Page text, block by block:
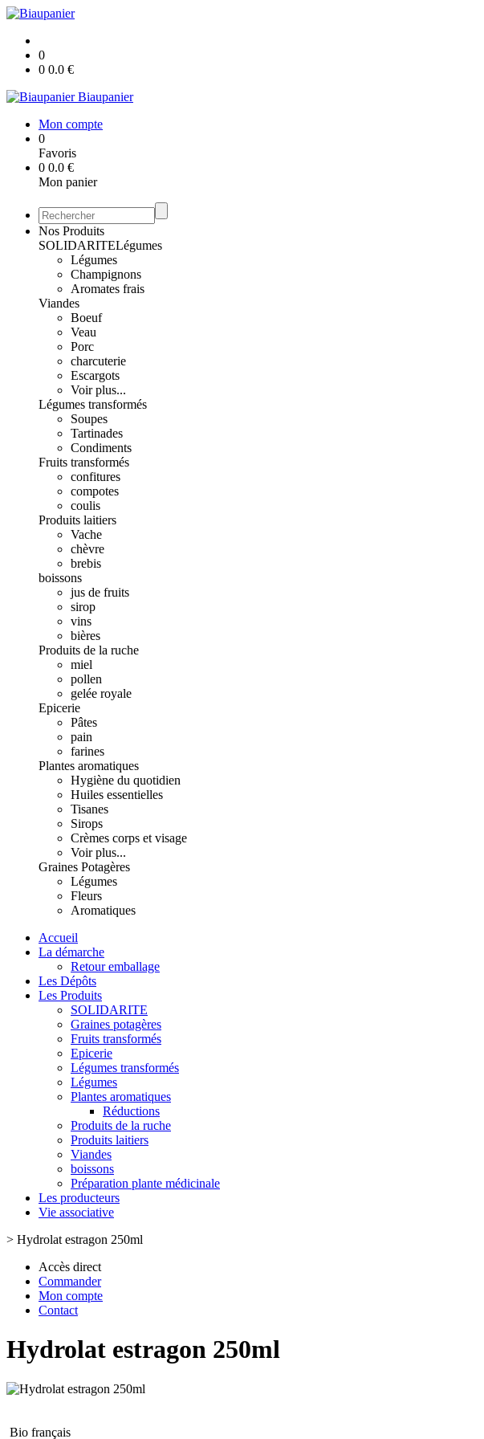
0
0 0.0 €
Biaupanier
Mon compte
0
Favoris
0 0.0 €
Mon panier
Nos Produits
SOLIDARITELégumes
Légumes
Champignons
Aromates frais
Viandes
Boeuf
Veau
Porc
charcuterie
Escargots
Voir plus...
Légumes transformés
Soupes
Tartinades
Condiments
Fruits transformés
confitures
compotes
coulis
Produits laitiers
Vache
chèvre
brebis
boissons
jus de fruits
sirop
vins
bières
Produits de la ruche
miel
pollen
gelée royale
Epicerie
Pâtes
pain
farines
Plantes aromatiques
Hygiène du quotidien
Huiles essentielles
Tisanes
Sirops
Crèmes corps et visage
Voir plus...
Graines Potagères
Légumes
Fleurs
Aromatiques
Accueil
La démarche
Retour emballage
Les Dépôts
Les Produits
SOLIDARITE
Graines potagères
Fruits transformés
Epicerie
Légumes transformés
Légumes
Plantes aromatiques
Réductions
Produits de la ruche
Produits laitiers
Viandes
boissons
Préparation plante médicinale
Les producteurs
Vie associative
> Hydrolat estragon 250ml
Accès direct
Commander
Mon compte
Contact
Hydrolat estragon 250ml
Bio français